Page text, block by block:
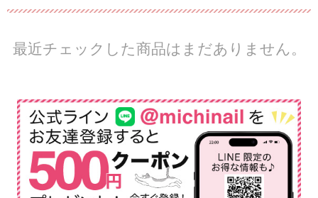
最近チェックした商品はまだありません。